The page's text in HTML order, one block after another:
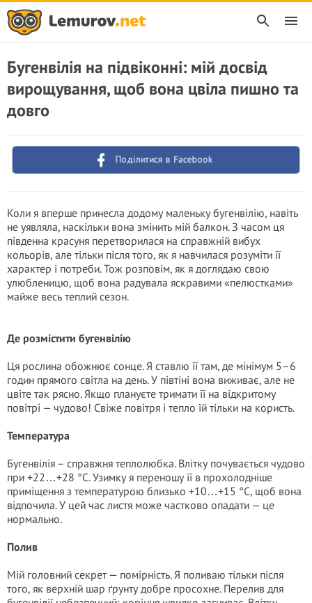
Бугенвілія на підвіконні: мій досвід
вирощування, щоб вона цвіла пишно та
довго
Поділитися в Facebook
Коли я вперше принесла додому маленьку бугенвілію, навіть
не уявляла, наскільки вона змінить мій балкон. З часом ця
південна красуня перетворилася на справжній вибух
кольорів, але тільки після того, як я навчилася розуміти її
характер і потреби. Тож розповім, як я доглядаю свою
улюбленицю, щоб вона радувала яскравими «пелюстками»
майже весь теплий сезон.
Де розмістити бугенвілію
Ця рослина обожнює сонце. Я ставлю її там, де мінімум 5–6
годин прямого світла на день. У півтіні вона виживає, але не
цвіте так рясно. Якщо плануєте тримати її на відкритому
повітрі — чудово! Свіже повітря і тепло їй тільки на користь.
Температура
Бугенвілія – справжня теплолюбка. Влітку почувається чудово
при +22…+28 °C. Узимку я переношу її в прохолодніше
приміщення з температурою близько +10…+15 °C, щоб вона
відпочила. У цей час листя може частково опадати — це
нормально.
Полив
Мій головний секрет — помірність. Я поливаю тільки після
того, як верхній шар ґрунту добре просохне. Перелив для